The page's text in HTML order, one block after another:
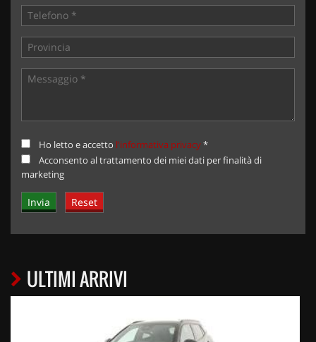
Ho letto e accetto l'informativa privacy*
Acconsento al trattamento dei miei dati per finalità di
marketing
ULTIMI ARRIVI